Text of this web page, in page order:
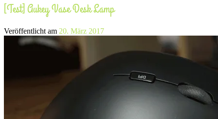
[Test] Aukey Vase Desk Lamp
Veröffentlicht am 20. März 2017